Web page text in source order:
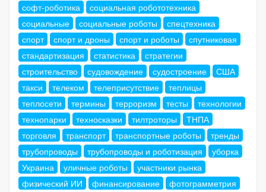
софт-роботика
социальная робототехника
социальные
социальные роботы
спецтехника
спорт
спорт и дроны спорт и роботы
спутниковая
стандартизация
статистика
стратегии
строительство
судовождение судостроение
США
такси
телеком телеприсутствие
теплицы
теплосети
термины терроризм тесты
технологии
технопарки
техносказки тилтроторы
ТНПА
торговля
транспорт транспортные роботы
тренды
трубопроводы
трубопроводы и роботизация
уборка
Украина
уличные роботы
участники рынка
физический ИИ
финансирование
фотограмметрия